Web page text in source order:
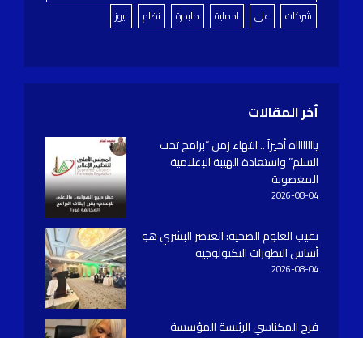
شركات
على لحماية مابدرة نظام نيوز
أخر المقالات
يااااااااه أخيراً .. انتهاء زمن “برامج تحت
السلم” واستعادة الهيبة الإعلامية
المغصوبة
2026-08-04
نقيب العلوم الصحية: العنصر البشري هو
أساس التطورات التكنولوجية
2026-08-04
فرح المكناسي الرئيسة المؤسسة